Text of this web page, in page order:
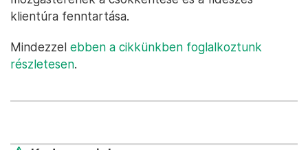
klientúra fenntartása.
Mindezzel ebben a cikkünkben foglalkoztunk
részletesen.